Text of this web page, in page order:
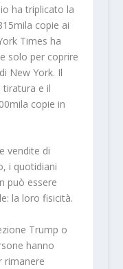
ha triplicato la
copie ai
Times ha
solo per coprire
New York. Il
tiratura e il
copie in
vendite di
i quotidiani
può essere
la loro fisicità.
Trump o
hanno
rimanere